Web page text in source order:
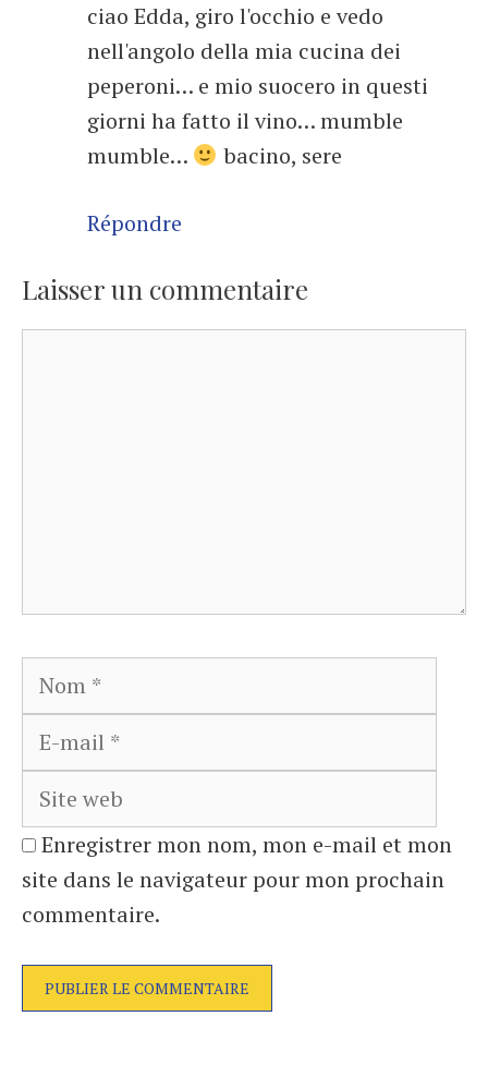
ciao Edda, giro l'occhio e vedo
nell'angolo della mia cucina dei
peperoni… e mio suocero in questi
giorni ha fatto il vino… mumble
mumble…
bacino, sere
Répondre
Laisser un commentaire
Nom
Enregistrer mon nom, mon e-mail et mon
site dans le navigateur pour mon prochain
commentaire.